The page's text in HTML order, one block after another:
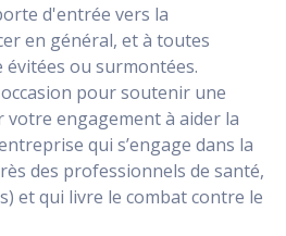
d'entrée vers la
en général, et à toutes
ou surmontées.
pour soutenir une
votre engagement à aider la
qui s’engage dans la
des professionnels de santé,
et qui livre le combat contre le